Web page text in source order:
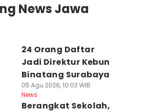
News Jawa
24 Orang Daftar
Jadi Direktur Kebun
Binatang Surabaya
05 Agu 2026, 10:03 WIB
News
Berangkat Sekolah,